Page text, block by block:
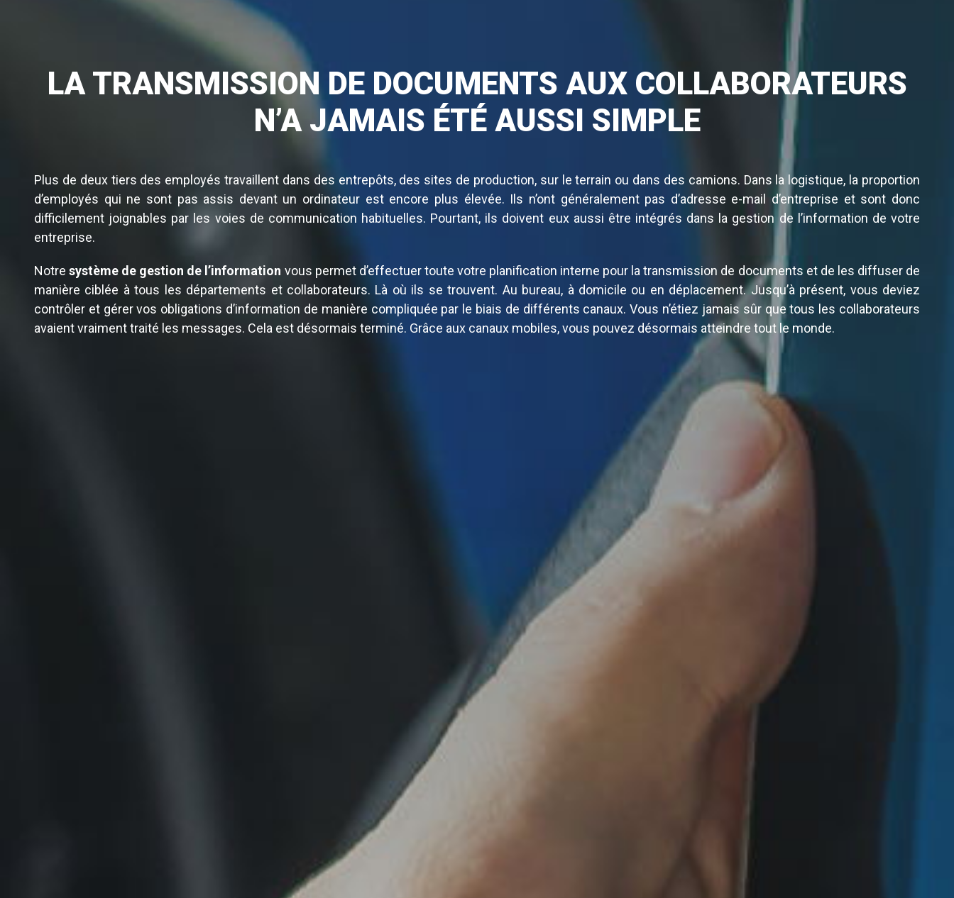
LA TRANSMISSION DE DOCUMENTS AUX COLLABORATEURS
N’A JAMAIS ÉTÉ AUSSI SIMPLE
Plus de deux tiers des employés travaillent dans des entrepôts, des sites de production, sur le terrain ou dans des camions. Dans la logistique, la proportion
d’employés qui ne sont pas assis devant un ordinateur est encore plus élevée. Ils n’ont généralement pas d’adresse e-mail d’entreprise et sont donc
difficilement joignables par les voies de communication habituelles. Pourtant, ils doivent eux aussi être intégrés dans la gestion de l’information de votre
entreprise.
Notresystème de gestion de l’information vous permet d’effectuer toute votre planification interne pour la transmission de documents et de les diffuser de
manière ciblée à tous les départements et collaborateurs. Là où ils se trouvent. Au bureau, à domicile ou en déplacement. Jusqu’à présent, vous deviez
contrôler et gérer vos obligations d’information de manière compliquée par le biais de différents canaux. Vous n’étiez jamais sûr que tous les collaborateurs
avaient vraiment traité les messages. Cela est désormais terminé. Grâce aux canaux mobiles, vous pouvez désormais atteindre tout le monde.